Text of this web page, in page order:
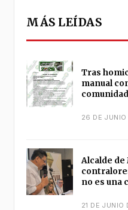
MÁS LEÍDAS
Tras
manual
26 DE
Alcalde de
no es una
21 DE JUNIO